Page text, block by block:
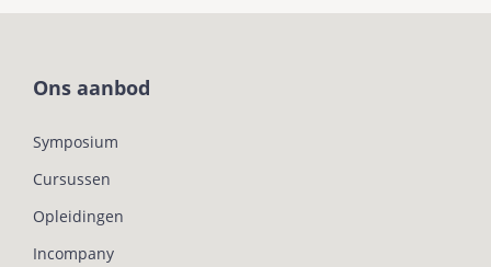
Ons aanbod
Symposium
Cursussen
Opleidingen
Incompany